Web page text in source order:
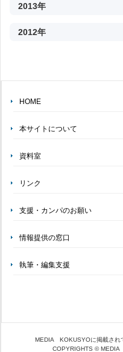
2013年
2012年
HOME
本サイトについて
資料室
リンク
支援・カンパのお願い
情報提供の窓口
執筆・編集支援
MEDIA KOKUSYOに掲載され
COPYRIGHTS © MEDIA